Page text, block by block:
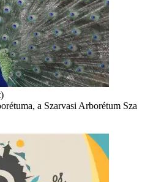
a Szarvasi Arborétum Sza